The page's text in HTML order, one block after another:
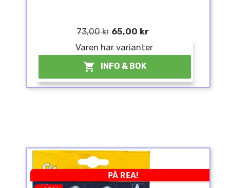
73,00 kr 65,00 kr
Varen har varianter
 INFO & BOK
PÅ REA!